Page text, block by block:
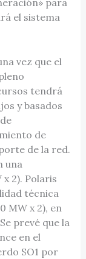
el sistema
vez que el
tendrá
y basados
de
de la red.
una
x 2). Polaris
técnica
MW x 2), en
prevé que la
en el
SO1 por